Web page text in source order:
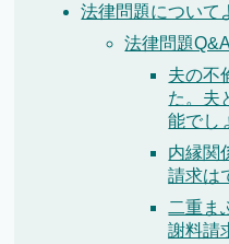
法律問題について
法律問題
夫の不
た。夫
能でし
内縁関
請求は
二重ま
謝料請